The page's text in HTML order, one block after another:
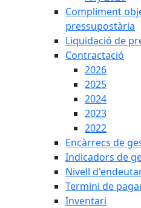
Compliment
pressupostària
Liquidació de
Contractació
2026
2025
2024
2023
2022
Encàrrecs de
Indicadors de
Nivell
Termini de
Inventari